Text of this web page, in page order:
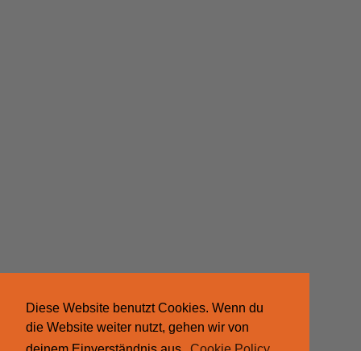
Diese Website benutzt Cookies. Wenn du
die Website weiter nutzt, gehen wir von